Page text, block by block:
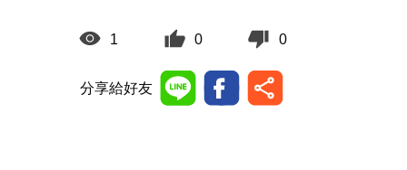
1 0 0
分享給好友